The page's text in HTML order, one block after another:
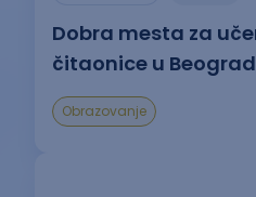
Dobra mesta za
čitaonice u
Obrazovanje